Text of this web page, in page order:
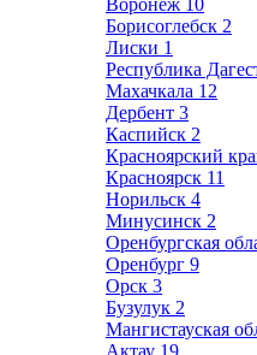
Воронеж 10
Борисоглебск 2
Лиски 1
Республика
Махачкала 12
Дербент 3
Каспийск 2
Красноярский
Красноярск 11
Норильск 4
Минусинск 2
Оренбургская
Оренбург 9
Орск 3
Бузулук 2
Мангистауская
Актау 19